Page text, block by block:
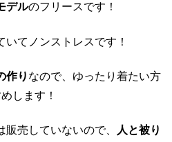
デルのフリースです！
いてノンストレスです！
作り なので、ゆったり着たい方
します！
売していないので、
人と被り